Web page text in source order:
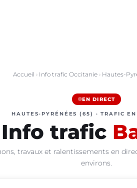
Accueil › Info trafic Occitanie › Hautes-
EN DIRECT
HAUTES-PYRÉNÉES (65) · TRAFIC
Info trafic
travaux et ralentissements en
environs.